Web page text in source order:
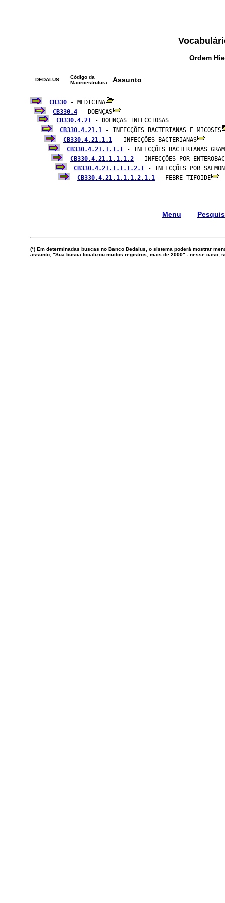
Ordem
DEDALUS
Código da
Macroestrutura
Assunto
CB330 - MEDICINA
CB330.4 - DOENÇAS
CB330.4.21 - DOENÇAS INFECCIOSAS
CB330.4.21.1 - INFECÇÕES BACTERIANAS E MICOSES
CB330.4.21.1.1 - INFECÇÕES BACTERIANAS
CB330.4.21.1.1.1 - INFECÇÕES BACTERIANAS
CB330.4.21.1.1.1.2 - INFECÇÕES POR
CB330.4.21.1.1.1.2.1 - INFECÇÕES POR
CB330.4.21.1.1.1.2.1.1 - FEBRE TIFOIDE
Menu
(*) Em determinadas buscas no Banco Dedalus, o sistema poderá mostrar
assunto; "Sua busca localizou muitos registros; mais de 2000" - nesse caso,